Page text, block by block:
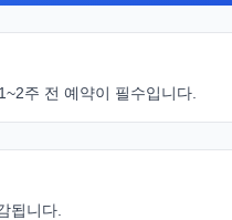
주 전 예약이 필수입니다.
됩니다.